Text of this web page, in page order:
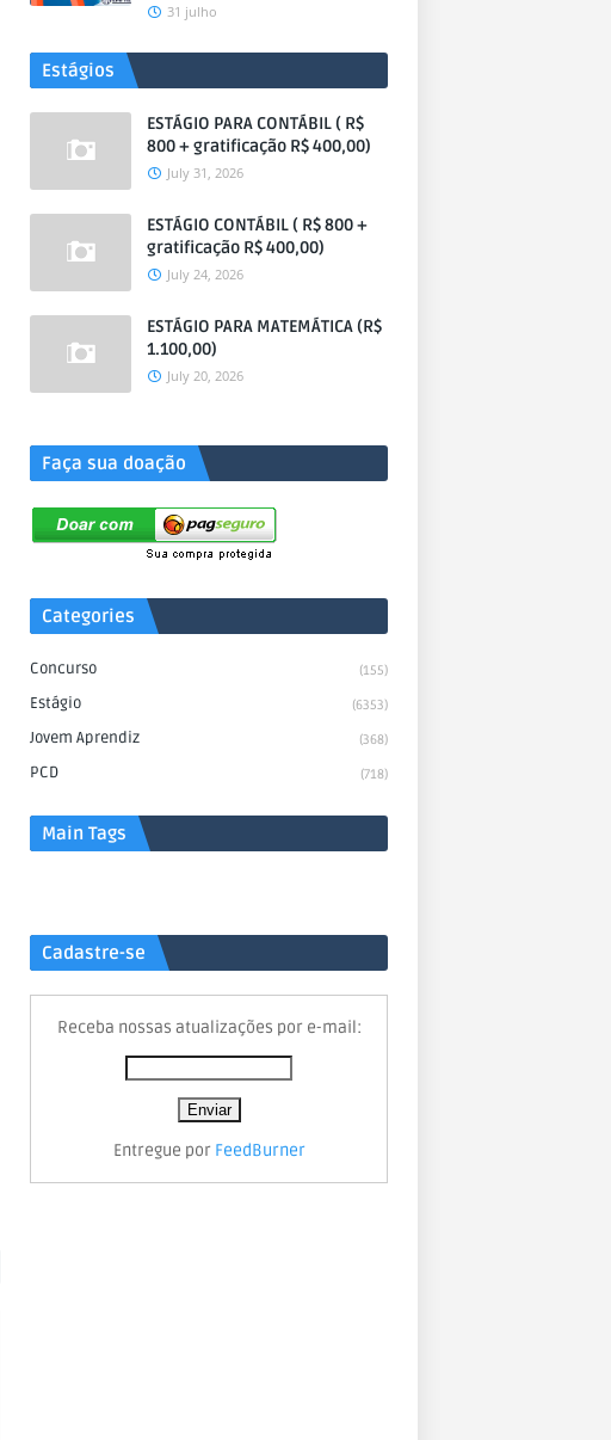
31 julho
Estágios
ESTÁGIO PARA CONTÁBIL ( R$
800 + gratificação R$ 400,00)
July 31, 2026
ESTÁGIO CONTÁBIL ( R$ 800 +
gratificação R$ 400,00)
July 24, 2026
ESTÁGIO PARA MATEMÁTICA (R$
1.100,00)
July 20, 2026
Faça sua doação
Categories
Concurso (155)
Estágio (6353)
Jovem Aprendiz (368)
PCD (718)
Main Tags
Cadastre-se
Receba nossas atualizações por e-mail:
Entregue por FeedBurner